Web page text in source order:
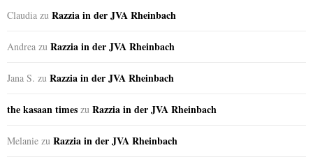
Claudia zu Razzia in der JVA Rheinbach
Andrea zu Razzia in der JVA Rheinbach
Jana S. zu Razzia in der JVA Rheinbach
the kasaan times zu Razzia in der JVA Rheinbach
Melanie zu Razzia in der JVA Rheinbach